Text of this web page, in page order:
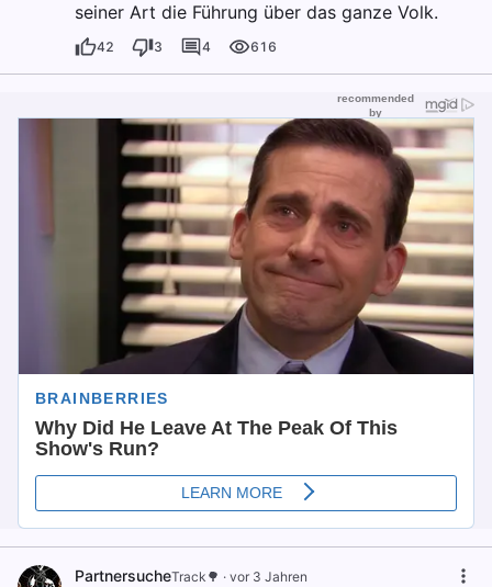
seiner Art die Führung über das ganze Volk.
42 3 4 616
PartnersucheTrack🌳 · vor 3 Jahren